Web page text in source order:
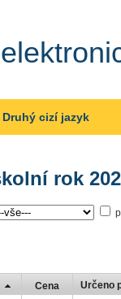
Druhý cizí jazyk
rok
Cena
Určeno